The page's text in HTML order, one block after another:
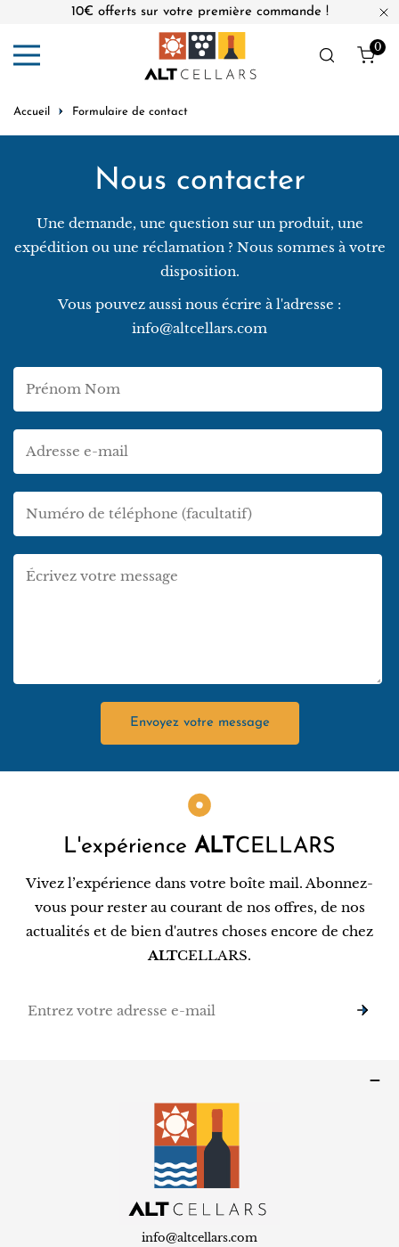
10€ offerts sur votre première commande !
0
Accueil Formulaire de contact
Nous contacter
Une demande, une question sur un produit, une
expédition ou une réclamation ? Nous sommes à votre
disposition.
Vous pouvez aussi nous écrire à l'adresse :
info@altcellars.com
Nom
Email
Téléphone
Message
Envoyez votre message
L'expérience ALT CELLARS
Vivez l’expérience dans votre boîte mail. Abonnez-
vous pour rester au courant de nos offres, de nos
actualités et de bien d'autres choses encore de chez
ALTCELLARS.
info@altcellars.com